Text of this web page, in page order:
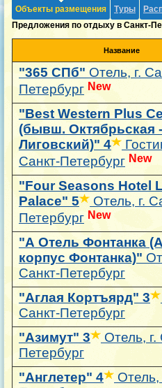
Объекты размещения Туры
Предложения по отдыху в Санкт-
Название
"365 СПб" Отель, г.
Петербург New
"Best Western Plus
(бывш. Октябрьская
Лиговский)" 4
Санкт-Петербург New
"Four Seasons Hotel
Palace" 5
Отель, г.
Петербург New
"А Отель Фонтанка
корпус Фонтанка)"
Санкт-Петербург
"Аглая Кортъярд" 3
Санкт-Петербург
"Азимут" 3
Отель, г.
Петербург
"Англетер" 4
Отель,